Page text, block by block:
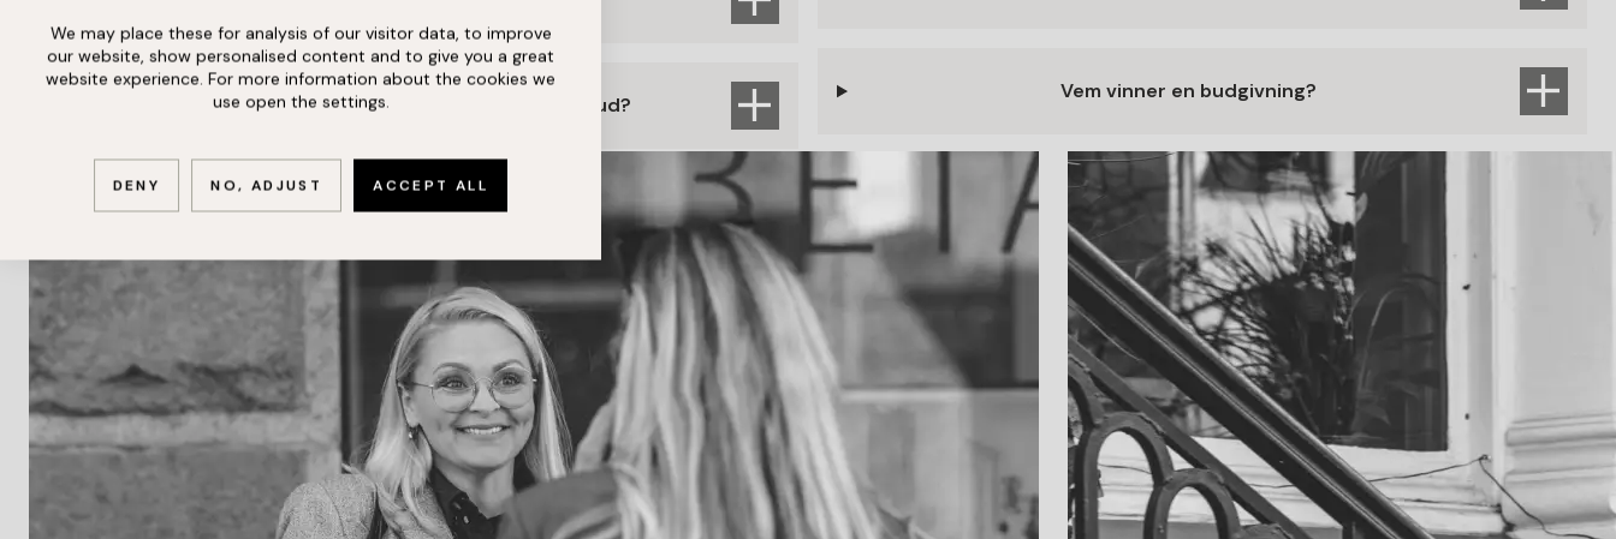
Kan en budgivare ångra sig, dra tillbaka sitt bud?
Vem vinner en budgivning?
We may place these for analysis of our visitor data, to improve
our website, show personalised content and to give you a great
website experience. For more information about the cookies we
use open the settings.
DENY NO, ADJUST ACCEPT ALL